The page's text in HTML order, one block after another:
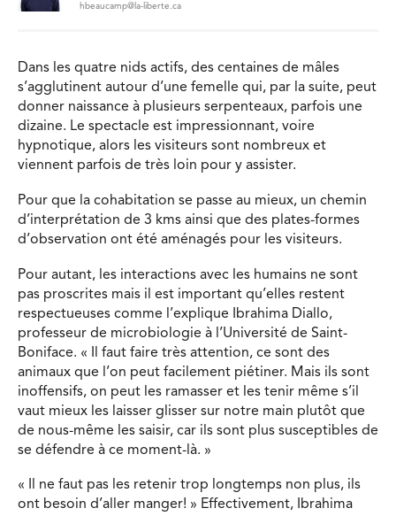
hbeaucamp@la-liberte.ca
Dans les quatre nids actifs, des centaines de mâles
s’agglutinent autour d’une femelle qui, par la suite, peut
donner naissance à plusieurs serpenteaux, parfois une
dizaine. Le spectacle est impressionnant, voire
hypnotique, alors les visiteurs sont nombreux et
viennent parfois de très loin pour y assister.
Pour que la cohabitation se passe au mieux, un chemin
d’interprétation de 3 kms ainsi que des plates-formes
d’observation ont été aménagés pour les visiteurs.
Pour autant, les interactions avec les humains ne sont
pas proscrites mais il est important qu’elles restent
respectueuses comme l’explique Ibrahima Diallo,
professeur de microbiologie à l’Université de Saint-
Boniface. « Il faut faire très attention, ce sont des
animaux que l’on peut facilement piétiner. Mais ils sont
inoffensifs, on peut les ramasser et les tenir même s’il
vaut mieux les laisser glisser sur notre main plutôt que
de nous-même les saisir, car ils sont plus susceptibles de
se défendre à ce moment-là. »
« Il ne faut pas les retenir trop longtemps non plus, ils
ont besoin d’aller manger! » Effectivement, Ibrahima